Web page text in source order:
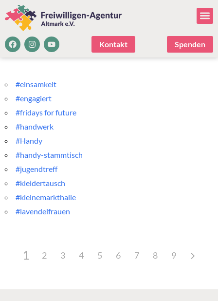
Kontakt Spenden
#einsamkeit
#engagiert
#fridays for future
#handwerk
#Handy
#handy-stammtisch
#jugendtreff
#kleidertausch
#kleinemarkthalle
#lavendelfrauen
1 2 3 4 5 6 7 8 9